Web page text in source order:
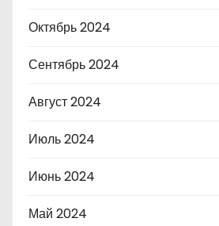
Октябрь 2024
Сентябрь 2024
Август 2024
Июль 2024
Июнь 2024
Май 2024